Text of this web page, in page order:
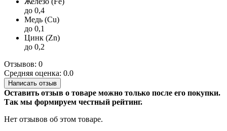
до 0,4
Медь (Cu)
до 0,1
Цинк (Zn)
до 0,2
Отзывов: 0
Средняя оценка: 0.0
Написать отзыв
Оставить отзыв о товаре можно только после его покупки.
Так мы формируем честный рейтинг.
Нет отзывов об этом товаре.